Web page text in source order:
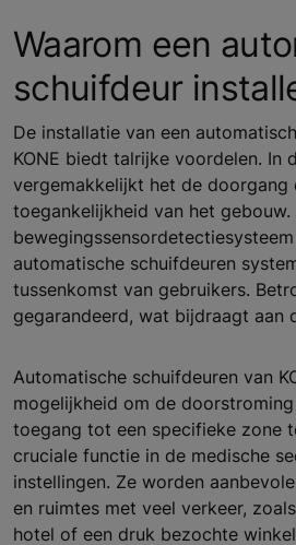
Waarom een
schuifdeur
De installatie van een
KONE biedt talrijke voordelen. In
vergemakkelijkt het de
toegankelijkheid van het gebouw.
automatische schuifdeuren
tussenkomst van gebruikers.
gegarandeerd, wat bijdraagt aan
Automatische schuifdeuren van
mogelijkheid om de
toegang tot een specifieke zone
cruciale functie in de medische
instellingen. Ze worden
en ruimtes met veel verkeer,
hotel of een druk bezochte